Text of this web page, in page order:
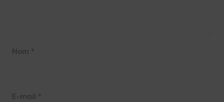
Nom *
E-mail *